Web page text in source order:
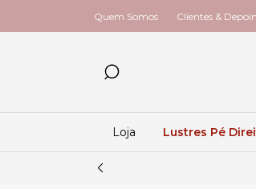
Quem Somos Clientes &
Loja Lustres Pé